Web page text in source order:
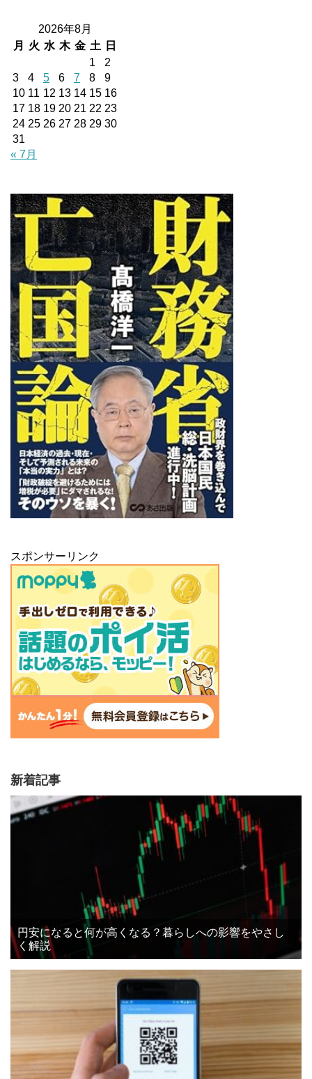
2026年8月
月
火 水 木 金 土
日
1
2
3
4 5 6 7 8
9
10 11 12 13 14 15 16
17 18 19 20 21 22 23
24 25 26 27 28 29 30
31
« 7月
スポンサーリンク
新着記事
円安になると何が高くなる？暮らしへの影響をやさし
く解説